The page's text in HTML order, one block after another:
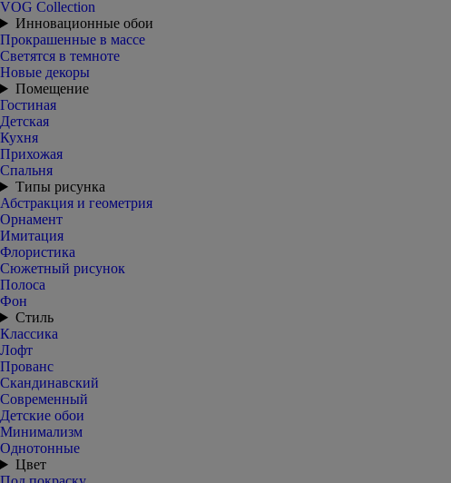
VOG Collection
Инновационные обои
Прокрашенные в массе
Светятся в темноте
Новые декоры
Помещение
Гостиная
Детская
Кухня
Прихожая
Спальня
Типы рисунка
Абстракция и геометрия
Орнамент
Имитация
Флористика
Сюжетный рисунок
Полоса
Фон
Стиль
Классика
Лофт
Прованс
Скандинавский
Современный
Детские обои
Минимализм
Однотонные
Цвет